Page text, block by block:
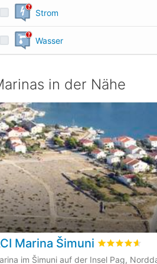
Strom
Wasser
in der Nähe
Marina Šimuni bewertet4.6
im Šimuni auf der Insel Pag,